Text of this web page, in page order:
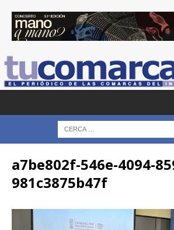
a7be802f-546e-4094-
981c3875b47f